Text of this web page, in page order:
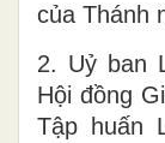
của Thánh
2. Uỷ ban
Hội đồng
Tập huấn